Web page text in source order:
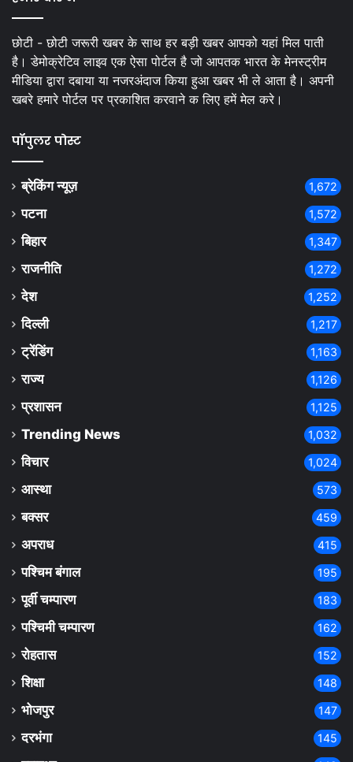
छोटी - छोटी जरूरी खबर के साथ हर बड़ी खबर आपको यहां मिल पाती
है। डेमोक्रेटिव लाइव एक ऐसा पोर्टल है जो आपतक भारत के मेनस्ट्रीम
मीडिया द्वारा दबाया या नजरअंदाज किया हुआ खबर भी ले आता है। अपनी
खबरे हमारे पोर्टल पर प्रकाशित करवाने क लिए हमें मेल करे।
पॉपुलर पोस्ट
ब्रेकिंग न्यूज़ 1,672
पटना 1,572
बिहार 1,347
राजनीति 1,272
देश 1,252
दिल्ली 1,217
ट्रेंडिंग 1,163
राज्य 1,126
प्रशासन 1,125
Trending News 1,032
विचार 1,024
आस्था 573
बक्सर 459
अपराध 415
पश्चिम बंगाल 195
पूर्वी चम्पारण 183
पश्चिमी चम्पारण 162
रोहतास 152
शिक्षा 148
भोजपुर 147
दरभंगा 145